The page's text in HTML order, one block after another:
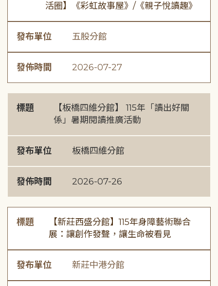
活圈】《彩虹故事屋》/《親子悅讀趣》
發布單位 五股分館
發佈時間 2026-07-27
標題
【板橋四維分館】 115年「讀出好關
係」暑期閱讀推廣活動
發布單位 板橋四維分館
發佈時間 2026-07-26
標題
【新莊西盛分館】115年身障藝術聯合
展：讓創作發聲，讓生命被看見
發布單位 新莊中港分館